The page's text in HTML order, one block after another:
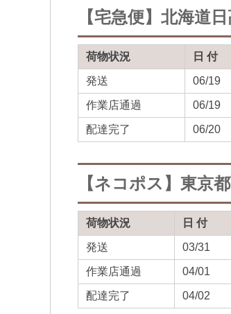
【宅急便】北海道
荷物状況 日 付
発送 06/19
作業店通過 06/19
配達完了 06/20
【ネコポス】東京
荷物状況 日 付
発送 03/31
作業店通過 04/01
配達完了 04/02